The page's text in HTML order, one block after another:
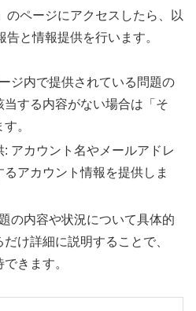
のページにアクセスしたら、以
と情報提供を行います。
ジ内で提供されている問題の
する内容がない場合は「そ
。
アカウント名やメールアドレ
アカウント情報を提供しま
の内容や状況について具体的
け詳細に説明することで、
きます。